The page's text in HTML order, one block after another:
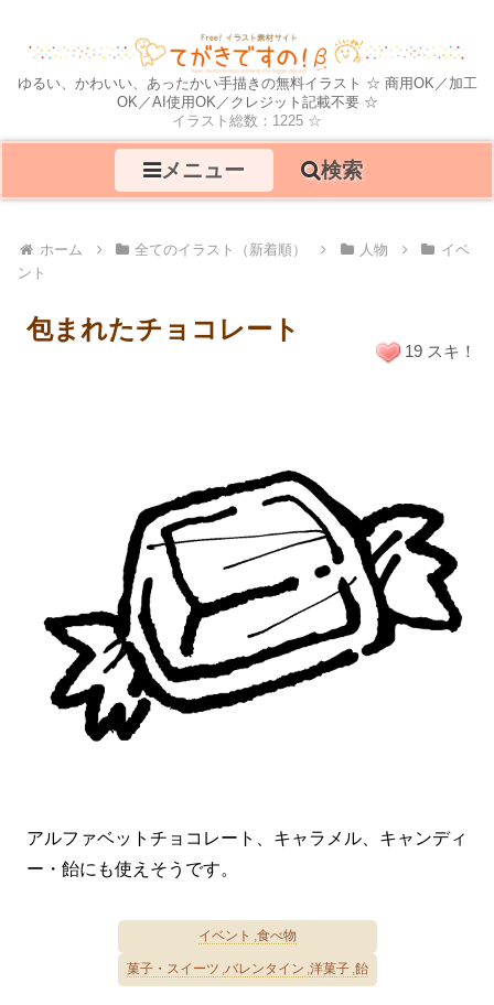
ゆるい、かわいい、あったかい手描きの無料イラスト ☆ 商用OK／加工
OK／AI使用OK／クレジット記載不要 ☆
イラスト総数：1225 ☆
メニュー 検索
ホーム 全てのイラスト（新着順） 人物
イベ
ント
包まれたチョコレート
アルファベットチョコレート、キャラメル、キャンディ
ー・飴にも使えそうです。
イベント 食べ物
菓子・スイーツ バレンタイン 洋菓子 飴
19 スキ！